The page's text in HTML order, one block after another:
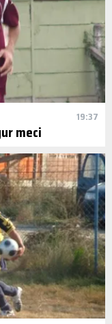
19:37
meci